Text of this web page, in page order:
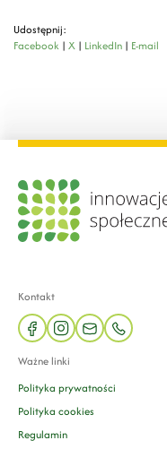
Udostępnij:
Facebook | X | LinkedIn | E-mail
Kontakt
facebookinstagram
mail phone
Ważne linki
Polityka prywatności
Polityka cookies
Regulamin